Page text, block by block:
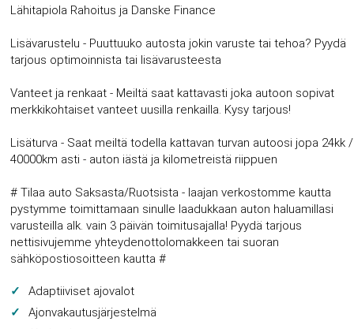
Lähitapiola Rahoitus ja Danske Finance
Lisävarustelu - Puuttuuko autosta jokin varuste tai tehoa? Pyydä
tarjous optimoinnista tai lisävarusteesta
Vanteet ja renkaat - Meiltä saat kattavasti joka autoon sopivat
merkkikohtaiset vanteet uusilla renkailla. Kysy tarjous!
Lisäturva - Saat meiltä todella kattavan turvan autoosi jopa 24kk /
40000km asti - auton iästä ja kilometreistä riippuen
# Tilaa auto Saksasta/Ruotsista - laajan verkostomme kautta
pystymme toimittamaan sinulle laadukkaan auton haluamillasi
varusteilla alk. vain 3 päivän toimitusajalla! Pyydä tarjous
nettisivujemme yhteydenottolomakkeen tai suoran
sähköpostiosoitteen kautta #
Adaptiiviset ajovalot
Ajonvakautusjärjestelmä